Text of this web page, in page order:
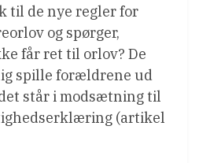
til de nye regler for
og spørger,
får ret til orlov? De
spille forældrene ud
står i modsætning til
(artikel